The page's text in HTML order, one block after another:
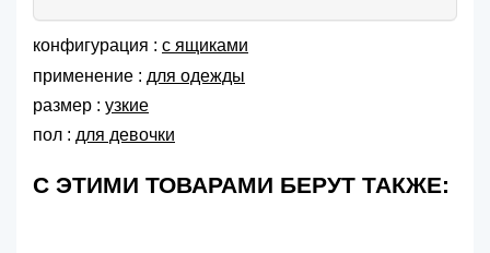
конфигурация : с ящиками
применение : для одежды
размер : узкие
пол : для девочки
С ЭТИМИ ТОВАРАМИ БЕРУТ ТАКЖЕ: